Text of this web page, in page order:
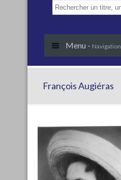
Menu - Navigation
François Augiéras